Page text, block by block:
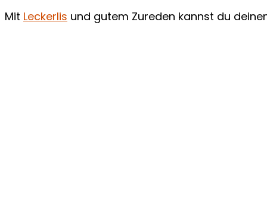
Mit Leckerlis und gutem Zureden kannst du